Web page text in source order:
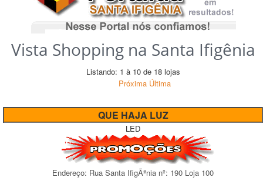
Vista Shopping na Santa Ifigênia
Listando: 1 à 10 de 18 lojas
Próxima Última
QUE HAJA LUZ
LED
Endereço: Rua Santa IfigÃªnia nº: 190 Loja 100